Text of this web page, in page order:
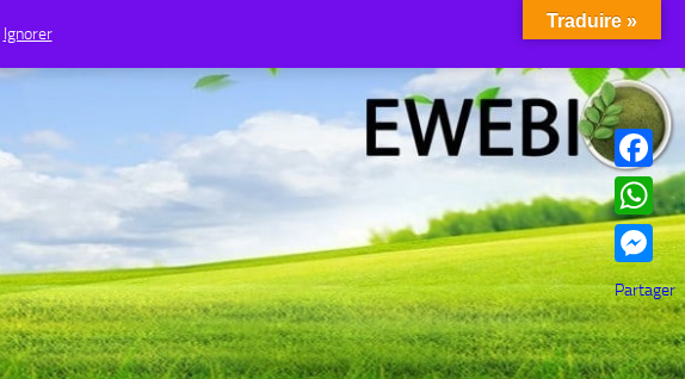
Ignorer
Facebook
WhatsApp
Partager
Traduire »